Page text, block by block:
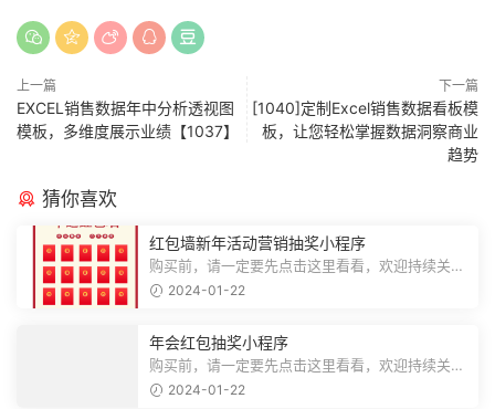
上一篇
EXCEL销售数据年中分析透视图
模板，多维度展示业绩【1037】
下一篇
[1040]定制Excel销售数据看板模
板，让您轻松掌握数据洞察商业
趋势
猜你喜欢
红包墙新年活动营销抽奖小程序
购买前，请一定要先点击这里看看，欢迎持续关
注，精彩模板每天推送预览结束，需要...
2024-01-22
年会红包抽奖小程序
购买前，请一定要先点击这里看看，欢迎持续关
注，精彩模板每天推送预览结束，需要...
2024-01-22